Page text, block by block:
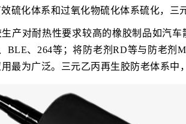
硫化体系和过氧化物硫化体系硫化，三
产对耐热性要求较高的橡胶制品如汽
BLE、264等；将防老剂RD等与防老剂
最为广泛。三元乙丙再生胶防老体系中